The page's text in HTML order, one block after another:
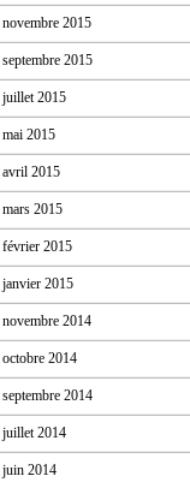
novembre 2015
septembre 2015
juillet 2015
mai 2015
avril 2015
mars 2015
février 2015
janvier 2015
novembre 2014
octobre 2014
septembre 2014
juillet 2014
juin 2014